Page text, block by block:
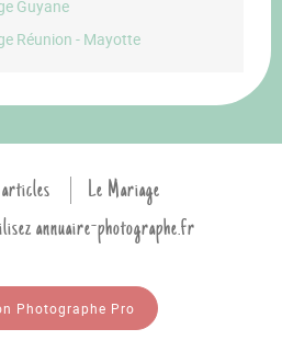
Guyane
Réunion - Mayotte
Le Mariage
annuaire-photographe.fr
Photographe Pro